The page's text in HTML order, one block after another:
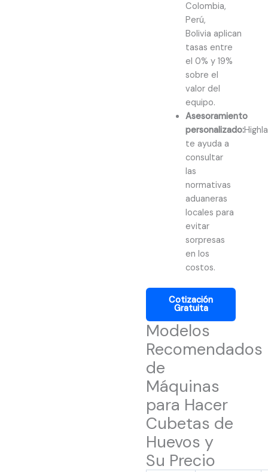
Colombia,
Perú,
Bolivia aplican
tasas entre
el 0% y 19%
sobre el
valor del
equipo.
Asesoramiento
personalizado:
te ayuda a
consultar
las
normativas
aduaneras
locales para
evitar
sorpresas
en los
costos.
Cotización
Gratuita
Modelos
Recomendados
de
Máquinas
para Hacer
Cubetas de
Huevos y
Su Precio